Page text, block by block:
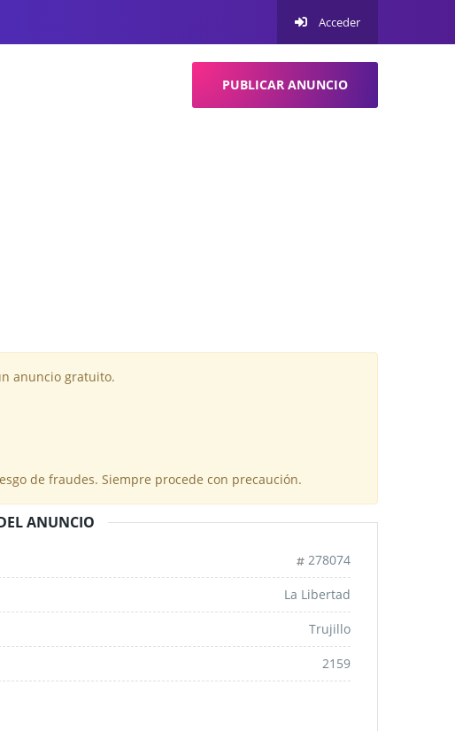
Acceder
PUBLICAR ANUNCIO
anuncio gratuito.
de fraudes. Siempre procede con precaución.
ANUNCIO
278074
La Libertad
Trujillo
2159